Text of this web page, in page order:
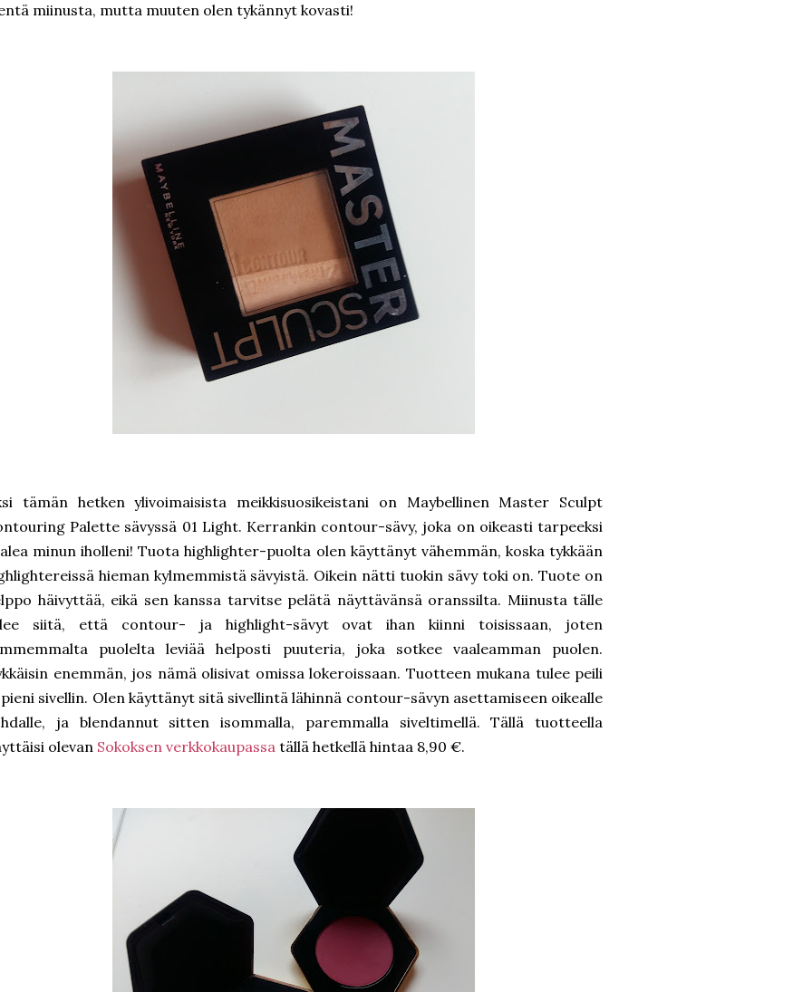
miinusta, mutta muuten olen tykännyt kovasti!
tämän hetken ylivoimaisista meikkisuosikeistani on Maybellinen Master Sculpt
Palette sävyssä 01 Light. Kerrankin contour-sävy, joka on oikeasti tarpeeksi
minun iholleni! Tuota highlighter-puolta olen käyttänyt vähemmän, koska tykkään
hieman kylmemmistä sävyistä. Oikein nätti tuokin sävy toki on. Tuote on
häivyttää, eikä sen kanssa tarvitse pelätä näyttävänsä oranssilta. Miinusta tälle
siitä, että contour- ja highlight-sävyt ovat ihan kiinni toisissaan, joten
puolelta leviää helposti puuteria, joka sotkee vaaleamman puolen.
enemmän, jos nämä olisivat omissa lokeroissaan. Tuotteen mukana tulee peili
sivellin. Olen käyttänyt sitä sivellintä lähinnä contour-sävyn asettamiseen oikealle
ja blendannut sitten isommalla, paremmalla siveltimellä. Tällä tuotteella
olevan Sokoksen verkkokaupassa tällä hetkellä hintaa 8,90 €.